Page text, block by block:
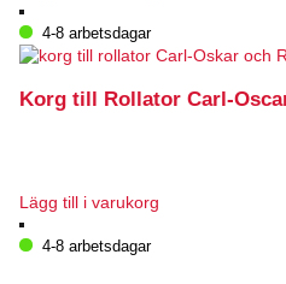
4-8 arbetsdagar
Korg till Rollator Carl-
Lägg till i varukorg
4-8 arbetsdagar